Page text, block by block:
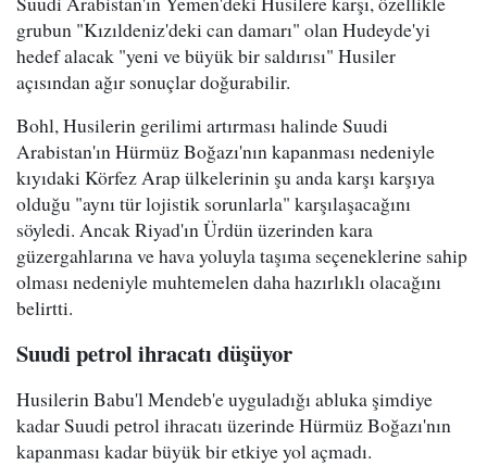
grubun "Kızıldeniz'deki can damarı" olan Hudeyde'yi
hedef alacak "yeni ve büyük bir saldırısı" Husiler
açısından ağır sonuçlar doğurabilir.
Bohl, Husilerin gerilimi artırması halinde Suudi
Arabistan'ın Hürmüz Boğazı'nın kapanması nedeniyle
kıyıdaki Körfez Arap ülkelerinin şu anda karşı karşıya
olduğu "aynı tür lojistik sorunlarla" karşılaşacağını
söyledi. Ancak Riyad'ın Ürdün üzerinden kara
güzergahlarına ve hava yoluyla taşıma seçeneklerine sahip
olması nedeniyle muhtemelen daha hazırlıklı olacağını
belirtti.
Suudi petrol ihracatı düşüyor
Husilerin Babu'l Mendeb'e uyguladığı abluka şimdiye
kadar Suudi petrol ihracatı üzerinde Hürmüz Boğazı'nın
kapanması kadar büyük bir etkiye yol açmadı.